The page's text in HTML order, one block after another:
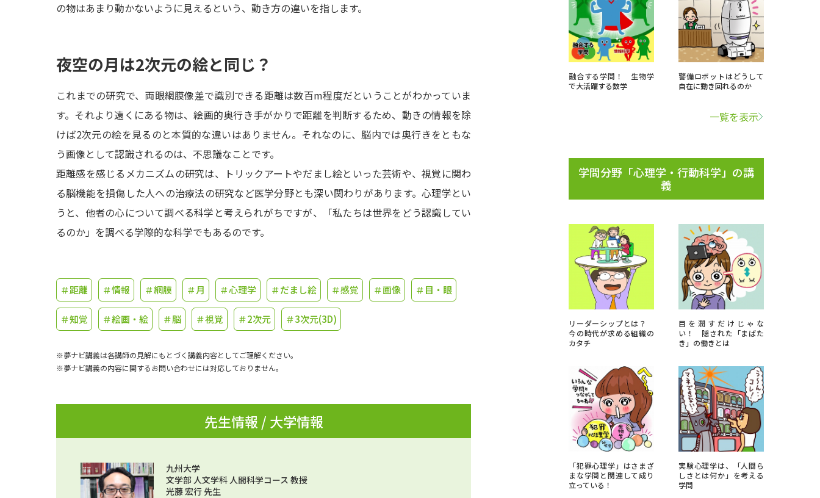
先輩が入学を決めた理由
新生活お役立ちガイド
学問発見
大学で学びたい学問発見
学問のミニ講義「夢ナビ講義」 学問分野解説 学問の教科書 夢ナビライブ
Ｑ＆Ａ よくあるご質問
このサイトについて
お問合せ先 テレメール進学カタログ訂正のご案内
の物はあまり動かないように見えるという、動き方の違いを指します。
夜空の月は2次元の絵と同じ？
これまでの研究で、両眼網膜像差で識別できる距離は数百m程度だということがわかっていま
す。それより遠くにある物は、絵画的奥行き手がかりで距離を判断するため、動きの情報を除
けば2次元の絵を見るのと本質的な違いはありません。それなのに、脳内では奥行きをともな
う画像として認識されるのは、不思議なことです。
距離感を感じるメカニズムの研究は、トリックアートやだまし絵といった芸術や、視覚に関わ
る脳機能を損傷した人への治療法の研究など医学分野とも深い関わりがあります。心理学とい
うと、他者の心について調べる科学と考えられがちですが、「私たちは世界をどう認識してい
るのか」を調べる学際的な科学でもあるのです。
＃距離 ＃情報 ＃網膜 ＃月 ＃心理学 ＃だまし絵 ＃感覚 ＃画像 ＃目・眼
＃知覚 ＃絵画・絵 ＃脳 ＃視覚 ＃2次元 ＃3次元(3D)
※夢ナビ講義は各講師の見解にもとづく講義内容としてご理解ください。
※夢ナビ講義の内容に関するお問い合わせには対応しておりません。
先生情報 / 大学情報
九州大学
文学部 人文学科 人間科学コース 教授
光藤 宏行 先生
融合する学問！ 生物学
で大活躍する数学
警備ロボットはどうして
自在に動き回れるのか
一覧を表示
学問分野「心理学・行動科学」の講
義
リーダーシップとは？
今の時代が求める組織の
カタチ
目を潤すだけじゃな
い！ 隠された「まばた
き」の働きとは
「犯罪心理学」はさまざ
まな学問と関連して成り
立っている！
実験心理学は、「人間ら
しさとは何か」を考える
学問